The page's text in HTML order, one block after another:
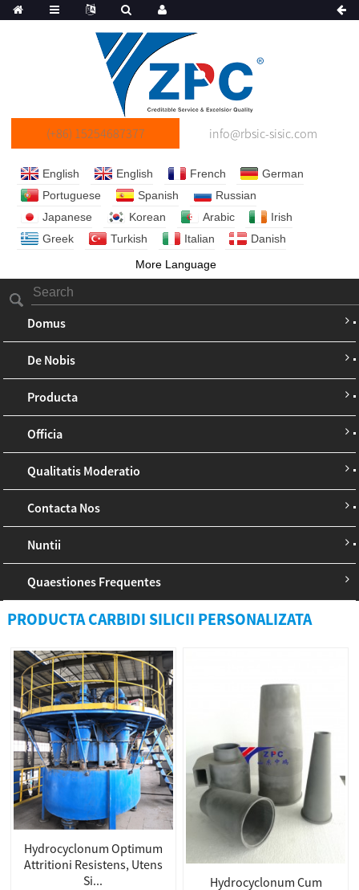
(+86) 15254687377 info@rbsic-sisic.com
English English French
German
Portuguese
Spanish
Russian
Japanese
Korean Arabic
Irish
Greek
Turkish Italian
Danish
More Language
Domus
De Nobis
Producta
Officia
Qualitatis Moderatio
Contacta Nos
Nuntii
Quaestiones Frequentes
PRODUCTA CARBIDI SILICII PERSONALIZATA
Hydrocyclonum Optimum
Attritioni Resistens, Utens
Si...
Hydrocyclonum Cum